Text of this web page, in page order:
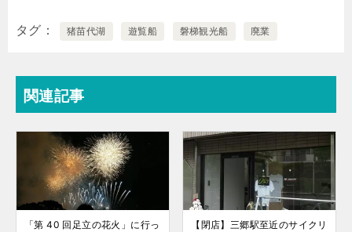
タグ 猪苗代湖 遊覧船 磐梯観光船 廃業
関連記事
「第 40 回足立の花火」に行っ
【閉店】三郷駅至近のサイクリ